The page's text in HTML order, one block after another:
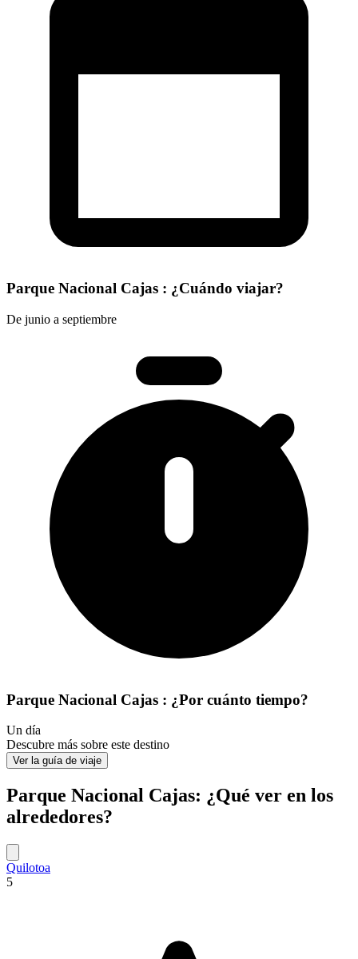
Parque Nacional Cajas : ¿Cuándo viajar?
De junio a septiembre
Parque Nacional Cajas : ¿Por cuánto tiempo?
Un día
Descubre más sobre este destino
Ver la guía de viaje
Parque Nacional Cajas: ¿Qué ver en los
alrededores?
Quilotoa
5